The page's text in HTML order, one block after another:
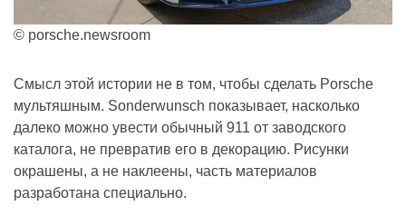
© porsche.newsroom
Смысл этой истории не в том, чтобы сделать Porsche
мультяшным. Sonderwunsch показывает, насколько
далеко можно увести обычный 911 от заводского
каталога, не превратив его в декорацию. Рисунки
окрашены, а не наклеены, часть материалов
разработана специально.